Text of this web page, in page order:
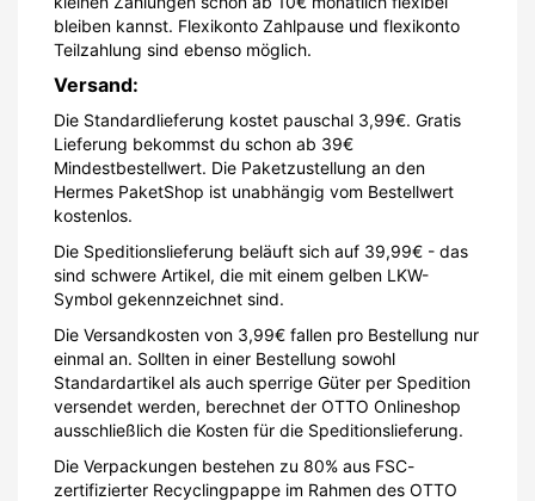
bleiben kannst. Flexikonto Zahlpause und flexikonto
Teilzahlung sind ebenso möglich.
Versand:
Die Standardlieferung kostet pauschal 3,99€. Gratis
Lieferung bekommst du schon ab 39€
Mindestbestellwert. Die Paketzustellung an den
Hermes PaketShop ist unabhängig vom Bestellwert
kostenlos.
Die Speditionslieferung beläuft sich auf 39,99€ - das
sind schwere Artikel, die mit einem gelben LKW-
Symbol gekennzeichnet sind.
Die Versandkosten von 3,99€ fallen pro Bestellung nur
einmal an. Sollten in einer Bestellung sowohl
Standardartikel als auch sperrige Güter per Spedition
versendet werden, berechnet der OTTO Onlineshop
ausschließlich die Kosten für die Speditionslieferung.
Die Verpackungen bestehen zu 80% aus FSC-
zertifizierter Recyclingpappe im Rahmen des OTTO